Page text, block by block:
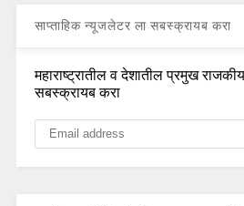
साप्ताहिक न्यूजलेटर ला सबस्क्रायब करा
महाराष्ट्रातील व देशातील प्रमुख
सबस्क्रायब करा